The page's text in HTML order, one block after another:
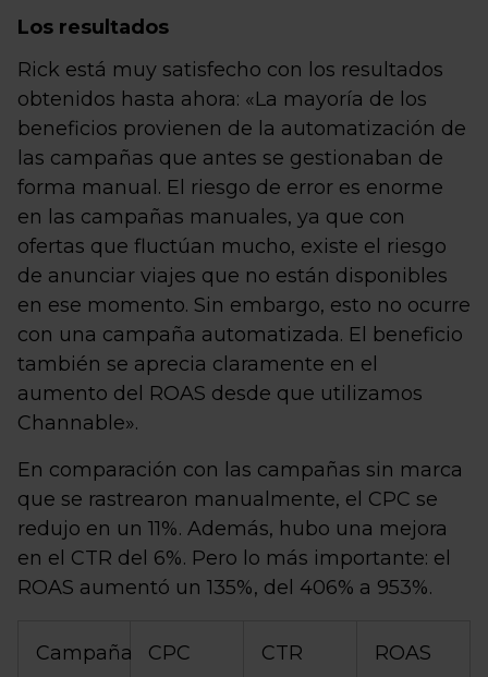
Los resultados
Rick está muy satisfecho con los resultados
obtenidos hasta ahora: «La mayoría de los
beneficios provienen de la automatización de
las campañas que antes se gestionaban de
forma manual. El riesgo de error es enorme
en las campañas manuales, ya que con
ofertas que fluctúan mucho, existe el riesgo
de anunciar viajes que no están disponibles
en ese momento. Sin embargo, esto no ocurre
con una campaña automatizada. El beneficio
también se aprecia claramente en el
aumento del ROAS desde que utilizamos
Channable».
En comparación con las campañas sin marca
que se rastrearon manualmente, el CPC se
redujo en un 11%. Además, hubo una mejora
en el CTR del 6%. Pero lo más importante: el
ROAS aumentó un 135%, del 406% a 953%.
Campaña CPC CTR ROAS